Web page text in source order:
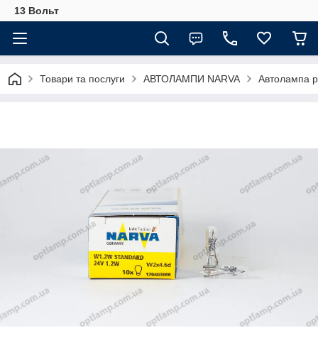
13 Вольт
Товари та послуги АВТОЛАМПИ NARVA Автолампа